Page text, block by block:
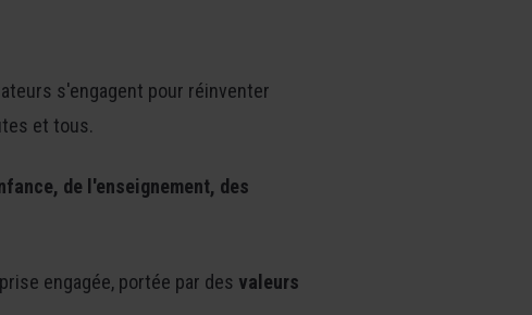
s'engagent pour réinventer
et tous.
de l'enseignement, des
engagée, portée par des valeurs